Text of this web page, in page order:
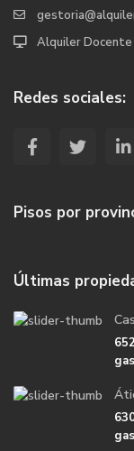
Alquiler Docente
Redes sociales:
Pisos por
Últimas